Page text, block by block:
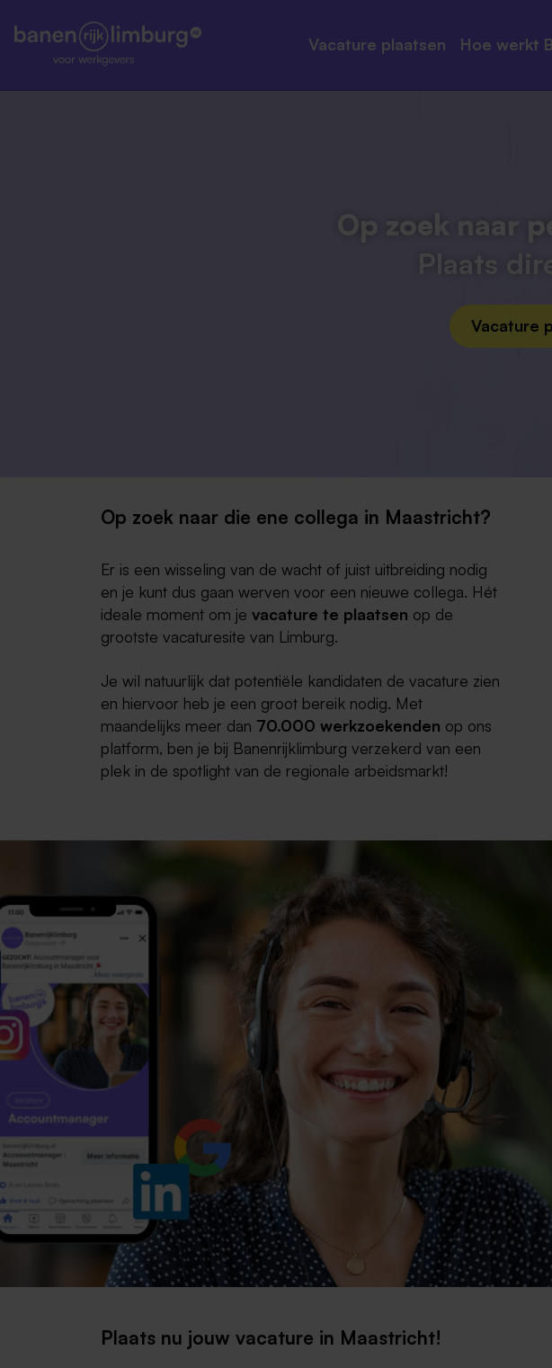
Vacature plaatsen Hoe werkt
Op zoek naar
Plaats
Vacature
Op zoek naar die ene collega in Maastricht?
Er is een wisseling van de wacht of juist uitbreiding nodig
en je kunt dus gaan werven voor een nieuwe collega. Hét
ideale moment om je vacature te plaatsen op de
grootste vacaturesite van Limburg.
Je wil natuurlijk dat potentiële kandidaten de vacature zien
en hiervoor heb je een groot bereik nodig. Met
maandelijks meer dan 70.000 werkzoekenden op ons
platform, ben je bij Banenrijklimburg verzekerd van een
plek in de spotlight van de regionale arbeidsmarkt!
Plaats nu jouw vacature in Maastricht!